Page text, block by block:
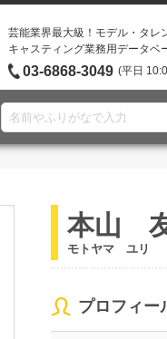
芸能業界最大級！モデル・タレ
キャスティング業務用データベ
03-6868-3049 (平日
本山
モトヤマ ユリ
プロフィー